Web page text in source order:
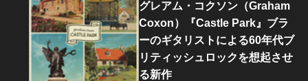
グレアム・コクソン（Graham
Coxon）『Castle Park』ブラ
ーのギタリストによる60年代ブ
リティッシュロックを想起させ
る新作